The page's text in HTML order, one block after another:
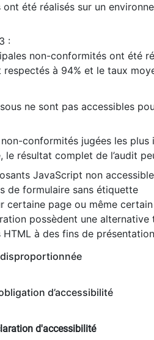
été réalisés sur un
:
non-conformités ont été
respectés à 94% et le taux
ne sont pas accessibles
conformités jugées les
le résultat complet de l’audit
JavaScript non
de formulaire sans étiquette
certaine page ou même
possèdent une alternative
à des fins de
d’accessibilité
d'accessibilité